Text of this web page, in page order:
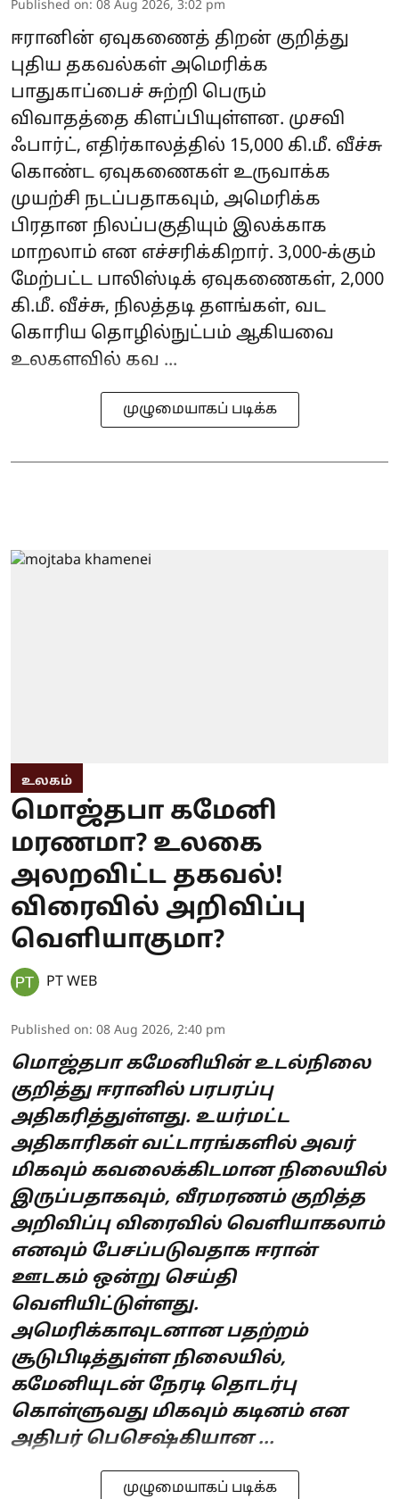
Published on: 08 Aug 2026, 3:02 pm
ஈரானின் ஏவுகணைத் திறன் குறித்து
புதிய தகவல்கள் அமெரிக்க
பாதுகாப்பைச் சுற்றி பெரும்
விவாதத்தை கிளப்பியுள்ளன. முசவி
ஃபார்ட், எதிர்காலத்தில் 15,000 கி.மீ. வீச்சு
கொண்ட ஏவுகணைகள் உருவாக்க
முயற்சி நடப்பதாகவும், அமெரிக்க
பிரதான நிலப்பகுதியும் இலக்காக
மாறலாம் என எச்சரிக்கிறார். 3,000-க்கும்
மேற்பட்ட பாலிஸ்டிக் ஏவுகணைகள், 2,000
கி.மீ. வீச்சு, நிலத்தடி தளங்கள், வட
கொரிய தொழில்நுட்பம் ஆகியவை
உலகளவில் கவ ...
முழுமையாகப் படிக்க
உலகம்
மொஜ்தபா கமேனி
மரணமா? உலகை
அலறவிட்ட தகவல்!
விரைவில் அறிவிப்பு
வெளியாகுமா?
PT WEB
Published on: 08 Aug 2026, 2:40 pm
மொஜ்தபா கமேனியின் உடல்நிலை
குறித்து ஈரானில் பரபரப்பு
அதிகரித்துள்ளது. உயர்மட்ட
அதிகாரிகள் வட்டாரங்களில் அவர்
மிகவும் கவலைக்கிடமான நிலையில்
இருப்பதாகவும், வீரமரணம் குறித்த
அறிவிப்பு விரைவில் வெளியாகலாம்
எனவும் பேசப்படுவதாக ஈரான்
ஊடகம் ஒன்று செய்தி
வெளியிட்டுள்ளது.
அமெரிக்காவுடனான பதற்றம்
சூடுபிடித்துள்ள நிலையில்,
கமேனியுடன் நேரடி தொடர்பு
கொள்ளுவது மிகவும் கடினம் என
அதிபர் பெசெஷ்கியான ...
முழுமையாகப் படிக்க